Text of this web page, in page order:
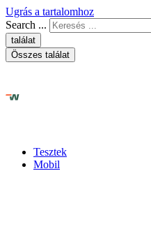
Ugrás a tartalomhoz
Search ...
találat
Összes találat
Tesztek
Mobil